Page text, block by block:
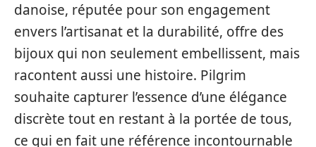
danoise, réputée pour son engagement
envers l’artisanat et la durabilité, offre des
bijoux qui non seulement embellissent, mais
racontent aussi une histoire. Pilgrim
souhaite capturer l’essence d’une élégance
discrète tout en restant à la portée de tous,
ce qui en fait une référence incontournable